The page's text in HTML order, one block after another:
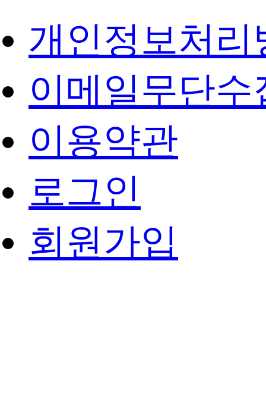
개인정보처리
이메일무단수
이용약관
로그인
회원가입